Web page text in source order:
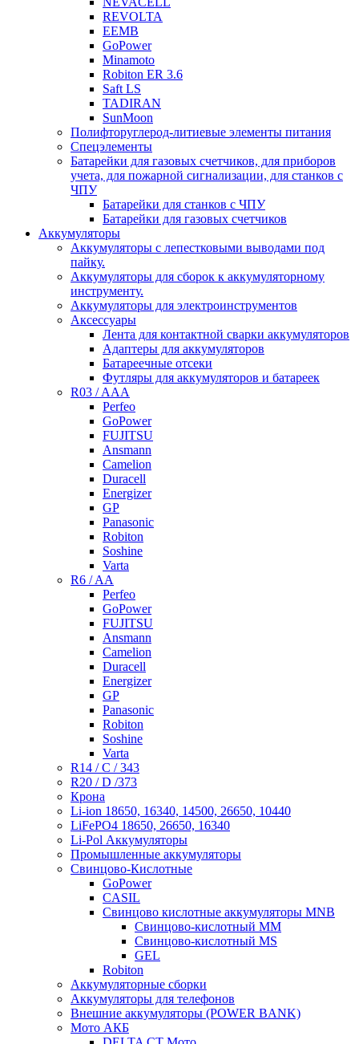
REVOLTA
EEMB
GoPower
Minamoto
Robiton ER 3.6
Saft LS
TADIRAN
SunMoon
Полифторуглерод-литиевые элементы питания
Спецэлементы
Батарейки для газовых счетчиков, для приборов
учета, для пожарной сигнализации, для станков с
ЧПУ
Батарейки для станков с ЧПУ
Батарейки для газовых счетчиков
Аккумуляторы
Аккумуляторы с лепестковыми выводами под
пайку.
Аккумуляторы для сборок к аккумуляторному
инструменту.
Аккумуляторы для электроинструментов
Аксессуары
Лента для контактной сварки аккумуляторов
Адаптеры для аккумуляторов
Батареечные отсеки
Футляры для аккумуляторов и батареек
R03 / AAA
Perfeo
GoPower
FUJITSU
Ansmann
Camelion
Duracell
Energizer
GP
Panasonic
Robiton
Soshine
Varta
R6 / AA
Perfeo
GoPower
FUJITSU
Ansmann
Camelion
Duracell
Energizer
GP
Panasonic
Robiton
Soshine
Varta
R14 / C / 343
R20 / D /373
Крона
Li-ion 18650, 16340, 14500, 26650, 10440
LiFePO4 18650, 26650, 16340
Li-Pol Аккумуляторы
Промышленные аккумуляторы
Свинцово-Кислотные
GoPower
CASIL
Свинцово кислотные аккумуляторы MNB
Cвинцово-кислотный MM
Cвинцово-кислотный MS
GEL
Robiton
Аккумуляторные сборки
Аккумуляторы для телефонов
Внешние аккумуляторы (POWER BANK)
Мото АКБ